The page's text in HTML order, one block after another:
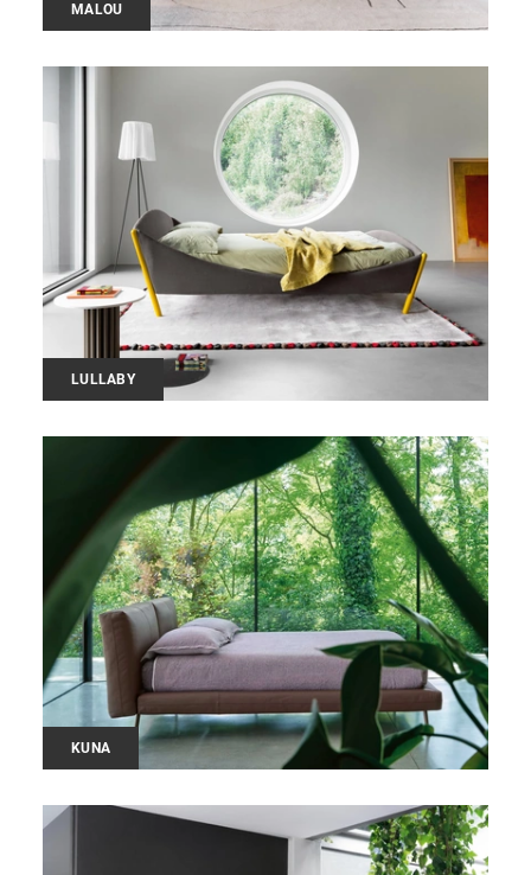
MALOU
LULLABY
KUNA